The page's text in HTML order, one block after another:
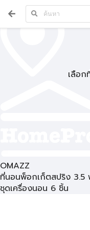
เลือ
OMAZZ
ที่นอนพ็อกเก็ตสปริง 3.5
ชุดเครื่องนอน 6 ชิ้น